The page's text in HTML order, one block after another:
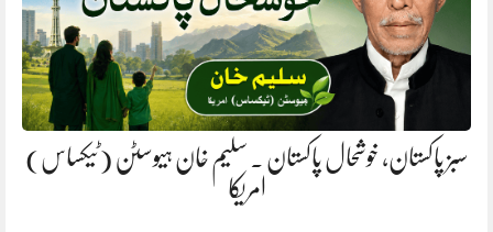
سبز پاکستان، خوشحال پاکستان . سلیم خان ہیوسٹن (ٹیکساس)
امریکا